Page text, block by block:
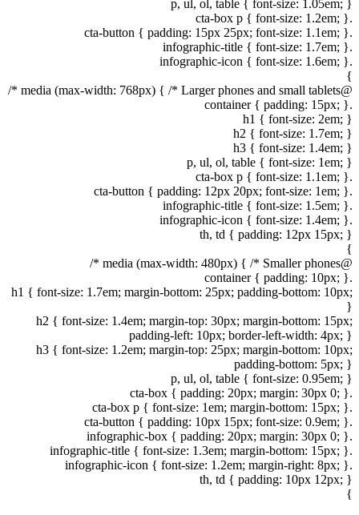
p, ul, ol, table { font-size: 1.05em; }
.cta-box p { font-size: 1.2em; }
.cta-button { padding: 15px 25px; font-size: 1.1em; }
.infographic-title { font-size: 1.7em; }
.infographic-icon { font-size: 1.6em; }
}
@media (max-width: 768px) { /* Larger phones and small tablets */
.container { padding: 15px; }
h1 { font-size: 2em; }
h2 { font-size: 1.7em; }
h3 { font-size: 1.4em; }
p, ul, ol, table { font-size: 1em; }
.cta-box p { font-size: 1.1em; }
.cta-button { padding: 12px 20px; font-size: 1em; }
.infographic-title { font-size: 1.5em; }
.infographic-icon { font-size: 1.4em; }
th, td { padding: 12px 15px; }
}
@media (max-width: 480px) { /* Smaller phones */
.container { padding: 10px; }
h1 { font-size: 1.7em; margin-bottom: 25px; padding-bottom: 10px;
}
h2 { font-size: 1.4em; margin-top: 30px; margin-bottom: 15px;
padding-left: 10px; border-left-width: 4px; }
h3 { font-size: 1.2em; margin-top: 25px; margin-bottom: 10px;
padding-bottom: 5px; }
p, ul, ol, table { font-size: 0.95em; }
.cta-box { padding: 20px; margin: 30px 0; }
.cta-box p { font-size: 1em; margin-bottom: 15px; }
.cta-button { padding: 10px 15px; font-size: 0.9em; }
.infographic-box { padding: 20px; margin: 30px 0; }
.infographic-title { font-size: 1.3em; margin-bottom: 15px; }
.infographic-icon { font-size: 1.2em; margin-right: 8px; }
th, td { padding: 10px 12px; }
}